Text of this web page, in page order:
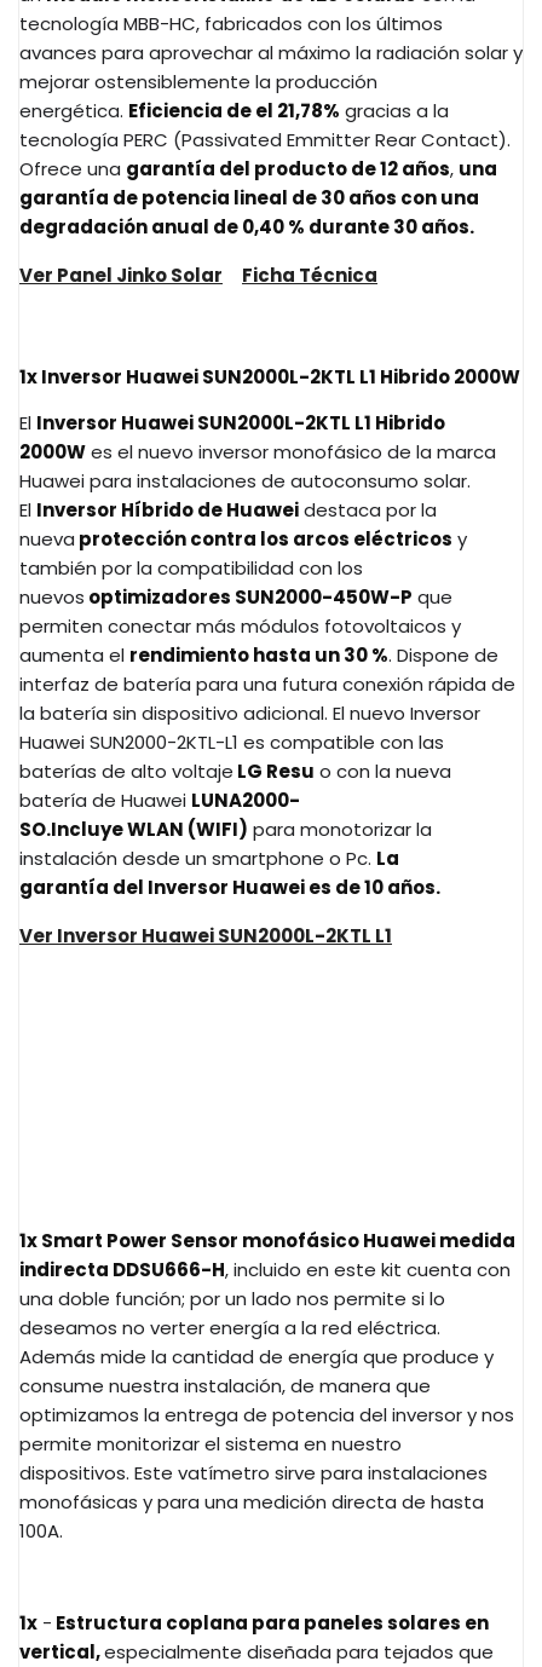
tecnología MBB-HC, fabricados con los últimos
avances para aprovechar al máximo la radiación solar y
mejorar ostensiblemente la producción
energética. Eficiencia de el 21,78% gracias a la
tecnología PERC (Passivated Emmitter Rear Contact).
Ofrece una garantía del producto de 12 años, una
garantía de potencia lineal de 30 años con una
degradación anual de 0,40 % durante 30 años.
Ver Panel Jinko Solar
Ficha Técnica
1x Inversor Huawei SUN2000L-2KTL L1 Hibrido 2000W
El Inversor Huawei SUN2000L-2KTL L1 Hibrido
2000Wes el nuevo inversor monofásico de la marca
Huawei para instalaciones de autoconsumo solar.
El Inversor Híbrido de Huaweidestaca por la
nueva protección contra los arcos eléctricos y
también por la compatibilidad con los
nuevos optimizadores SUN2000-450W-P que
permiten conectar más módulos fotovoltaicos y
aumenta el rendimiento hasta un 30 %. Dispone de
interfaz de batería para una futura conexión rápida de
la batería sin dispositivo adicional. El nuevo Inversor
Huawei SUN2000-2KTL-L1 es compatible con las
baterías de alto voltaje LG Resu o con la nueva
batería de Huawei LUNA2000-
SO.Incluye WLAN (WIFI) para monotorizar la
instalación desde un smartphone o Pc. La
garantía del Inversor Huawei es de 10 años.
Ver Inversor Huawei SUN2000L-2KTL L1
1x Smart Power Sensor monofásico Huawei medida
indirecta DDSU666-H, incluido en este kit cuenta con
una doble función; por un lado nos permite si lo
deseamos no verter energía a la red eléctrica.
Además mide la cantidad de energía que produce y
consume nuestra instalación, de manera que
optimizamos la entrega de potencia del inversor y nos
permite monitorizar el sistema en nuestro
dispositivos. Este vatímetro sirve para instalaciones
monofásicas y para una medición directa de hasta
100A.
1x - Estructura coplana para paneles solares en
vertical,especialmente diseñada para tejados que